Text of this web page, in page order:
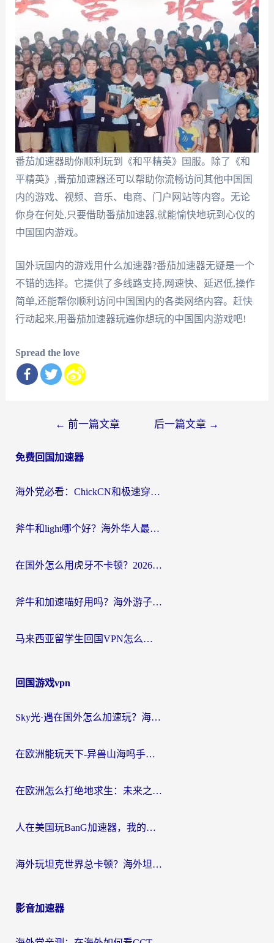
番茄加速器助你顺利玩到《和平精英》国服。除了《和
平精英》,番茄加速器还可以帮助你流畅访问其他中国国
内的游戏、视频、音乐、电商、门户网站等内容。无论
你身在何处,只要借助番茄加速器,就能愉快地玩到心仪的
中国国内游戏。
国外玩国内的游戏用什么加速器?番茄加速器无疑是一个
不错的选择。它提供了多线路支持,网速快、延迟低,操作
简单,还能帮你顺利访问中国国内的各类网络内容。赶快
行动起来,用番茄加速器玩遍你想玩的中国国内游戏吧!
Spread the love
导
← 前一篇文章 后一篇文章 →
免费回国加速器
海外党必看：ChickCN和极速穿梭VPN好用吗？3招教你选对回国加速器无缝刷国内资源
斧牛和light哪个好？海外华人最关心的回国加速器选择难题，一篇讲透
在国外怎么用虎牙不卡顿？2026海外华人亲测有效的回国加速器选择指南
斧牛和加速喵好用吗？海外游子的真实选择困境
马来西亚留学生回国VPN怎么选？3个避坑点+1款实测好用的加速器推荐
回国游戏vpn
Sky光·遇在国外怎么加速玩？海外党亲测有效的国服游戏加速指南
在欧洲能玩天下-异兽山海吗手游？海外玩家的加速器生存指南
在欧洲怎么打绝地求生：未来之役不卡？留学生亲测的加速器避坑指南
人在美国玩BanG加速器，我的延迟终于绿了
海外玩坦克世界总卡顿？海外坦克世界加速器有哪些？实测好用的选择在这里
影音加速器